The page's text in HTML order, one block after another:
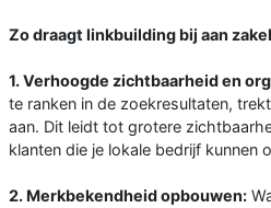
Zo draagt linkbuilding bij aan
1. Verhoogde zichtbaarheid en
te ranken in de zoekresultaten,
aan. Dit leidt tot grotere
klanten die je lokale bedrijf kunnen
2. Merkbekendheid opbouwen: